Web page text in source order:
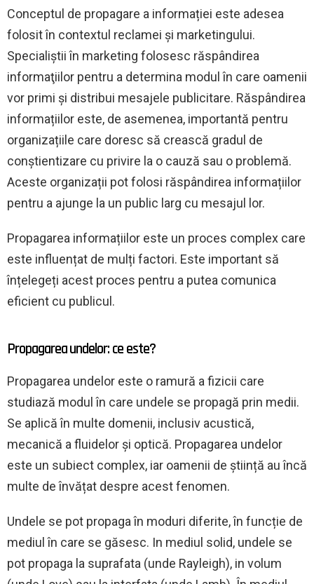
Conceptul de propagare a informației este adesea
folosit în contextul reclamei și marketingului.
Specialiştii în marketing folosesc răspândirea
informaţiilor pentru a determina modul în care oamenii
vor primi şi distribui mesajele publicitare. Răspândirea
informațiilor este, de asemenea, importantă pentru
organizațiile care doresc să crească gradul de
conștientizare cu privire la o cauză sau o problemă.
Aceste organizații pot folosi răspândirea informațiilor
pentru a ajunge la un public larg cu mesajul lor.
Propagarea informațiilor este un proces complex care
este influențat de mulți factori. Este important să
înțelegeți acest proces pentru a putea comunica
eficient cu publicul.
Propagarea undelor: ce este?
Propagarea undelor este o ramură a fizicii care
studiază modul în care undele se propagă prin medii.
Se aplică în multe domenii, inclusiv acustică,
mecanică a fluidelor și optică. Propagarea undelor
este un subiect complex, iar oamenii de știință au încă
multe de învățat despre acest fenomen.
Undele se pot propaga în moduri diferite, în funcție de
mediul în care se găsesc. In mediul solid, undele se
pot propaga la suprafata (unde Rayleigh), in volum